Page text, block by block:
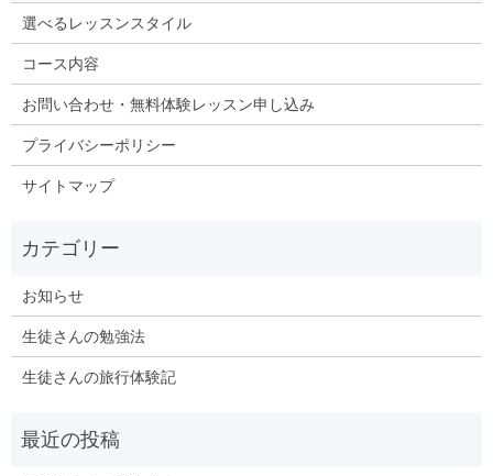
選べるレッスンスタイル
コース内容
お問い合わせ・無料体験レッスン申し込み
プライバシーポリシー
サイトマップ
お知らせ
生徒さんの勉強法
生徒さんの旅行体験記